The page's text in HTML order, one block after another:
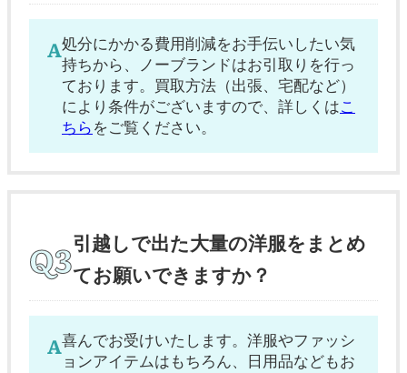
処分にかかる費用削減をお手伝いしたい気
持ちから、ノーブランドはお引取りを行っ
ております。買取方法（出張、宅配など）
により条件がございますので、詳しくはこ
ちら をご覧ください。
引越しで出た大量の洋服をまとめ
てお願いできますか？
喜んでお受けいたします。洋服やファッシ
ョンアイテムはもちろん、日用品などもお